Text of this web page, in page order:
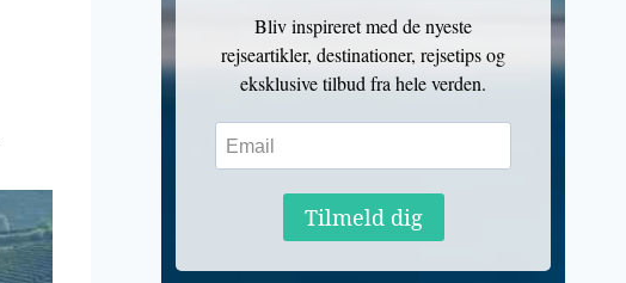
Bliv inspireret med de nyeste
rejseartikler, destinationer, rejsetips og
eksklusive tilbud fra hele verden.
Tilmeld dig